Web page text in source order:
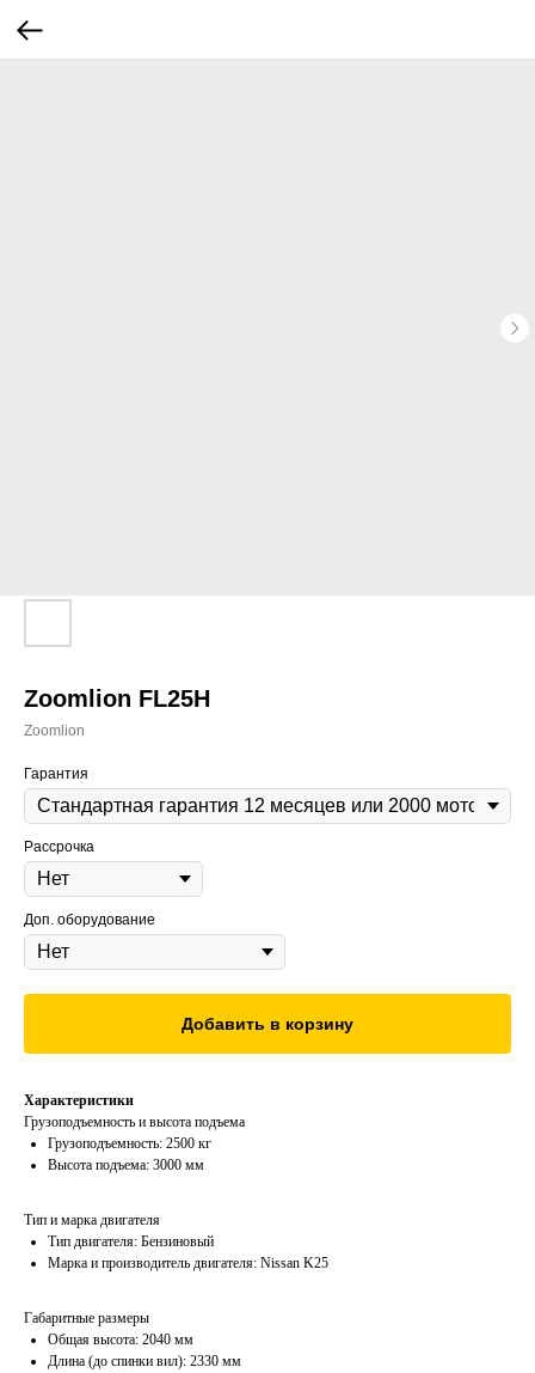
Zoomlion FL25H
Zoomlion
Гарантия
Рассрочка
Доп. оборудование
Добавить в корзину
Характеристики
Грузоподъемность и высота подъема
Грузоподъемность: 2500 кг
Высота подъема: 3000 мм
Тип и марка двигателя
Тип двигателя: Бензиновый
Марка и производитель двигателя: Nissan K25
Габаритные размеры
Общая высота: 2040 мм
Длина (до спинки вил): 2330 мм